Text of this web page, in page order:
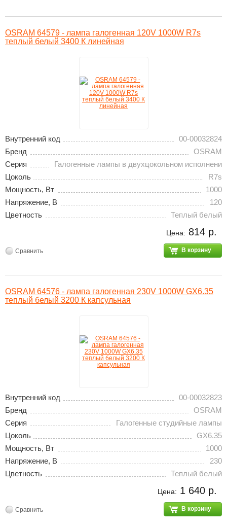
OSRAM 64579 - лампа галогенная 120V 1000W R7s
теплый белый 3400 К линейная
Внутренний код
00-00032824
Бренд
OSRAM
Серия
Галогенные лампы в двухцокольном исполнени
Цоколь
R7s
Мощность, Вт
1000
Напряжение, В
120
Цветность
Теплый белый
Цена: 814 р.
В корзину
Сравнить
OSRAM 64576 - лампа галогенная 230V 1000W GX6.35
теплый белый 3200 К капсульная
Внутренний код
00-00032823
Бренд
OSRAM
Серия
Галогенные студийные лампы
Цоколь
GX6.35
Мощность, Вт
1000
Напряжение, В
230
Цветность
Теплый белый
Цена: 1 640 р.
В корзину
Сравнить